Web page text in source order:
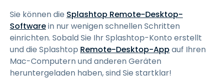
Sie können die Splashtop Remote-Desktop-
Softwarein nur wenigen schnellen Schritten
einrichten. Sobald Sie Ihr Splashtop-Konto erstellt
und die Splashtop Remote-Desktop-App auf Ihren
Mac-Computern und anderen Geräten
heruntergeladen haben, sind Sie startklar!